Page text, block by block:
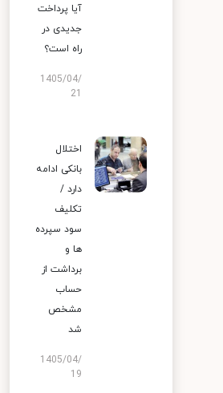
آیا پرداخت
جدیدی در
راه است؟
1405/04/
اختلال
بانکی ادامه
دارد /
تکلیف
سود سپرده
ها و
برداشت از
حساب
مشخص
شد
1405/04/
19